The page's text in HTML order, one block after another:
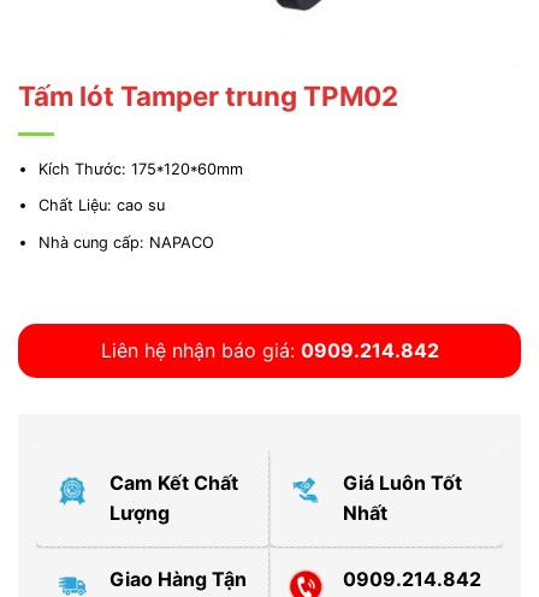
Tấm lót Tamper trung TPM02
Kích Thước: 175*120*60mm
Chất Liệu: cao su
Nhà cung cấp: NAPACO
Liên hệ nhận báo giá: 0909.214.842
Cam Kết Chất
Lượng
Giá Luôn Tốt
Nhất
Giao Hàng Tận
0909.214.842